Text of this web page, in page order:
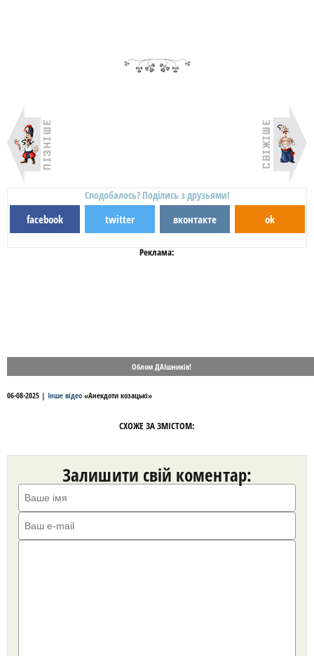
Сподобалось? Поділись з друзьями!
facebook twitter вконтакте ok
Реклама:
Облом ДАІшників!
06-08-2025 | Інше відео «Анекдоти козацькі»
СХОЖЕ ЗА ЗМІСТОМ:
Залишити свій коментар: